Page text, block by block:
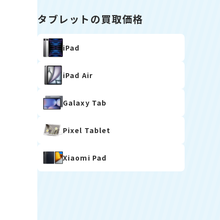
タブレットの買取価格
iPad
iPad Air
Galaxy Tab
Pixel Tablet
Xiaomi Pad